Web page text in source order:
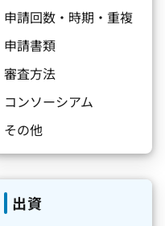
申請回数・時期・重複
申請書類
審査方法
コンソーシアム
その他
出資